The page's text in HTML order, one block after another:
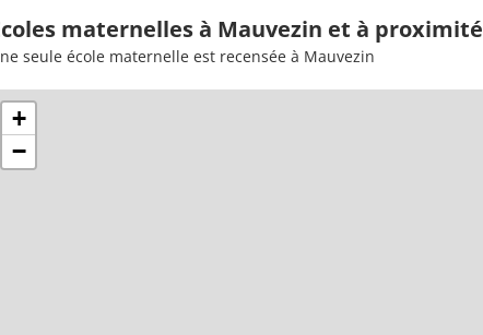
maternelles à Mauvezin et à proximité
seule école maternelle est recensée à Mauvezin
+
−